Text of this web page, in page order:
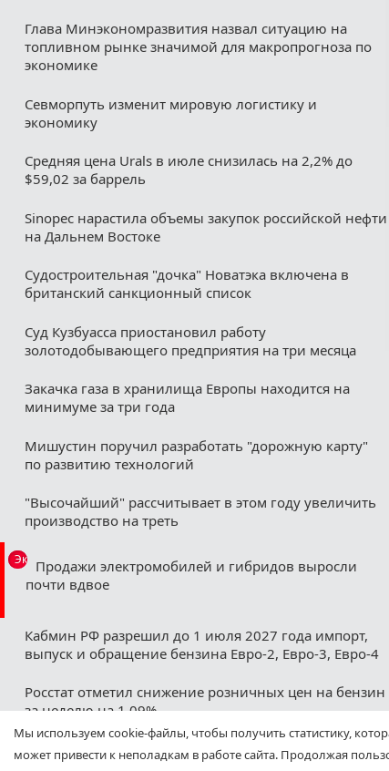
Глава Минэкономразвития назвал ситуацию на
топливном рынке значимой для макропрогноза по
экономике
Севморпуть изменит мировую логистику и
экономику
Средняя цена Urals в июле снизилась на 2,2% до
$59,02 за баррель
Sinopec нарастила объемы закупок российской нефти
на Дальнем Востоке
Судостроительная "дочка" Новатэка включена в
британский санкционный список
Суд Кузбуасса приостановил работу
золотодобывающего предприятия на три месяца
Закачка газа в хранилища Европы находится на
минимуме за три года
Мишустин поручил разработать "дорожную карту"
по развитию технологий
"Высочайший" рассчитывает в этом году увеличить
производство на треть
Эксклюзив
Продажи электромобилей и гибридов выросли
почти вдвое
Кабмин РФ разрешил до 1 июля 2027 года импорт,
выпуск и обращение бензина Евро-2, Евро-3, Евро-4
Росстат отметил снижение розничных цен на бензин
за неделю на 1,09%
Минфин назвал ожидаемые нефтегазовые
допдоходы бюджета в августе
Мы используем cookie-файлы, чтобы получить статистику,
может привести к неполадкам в работе сайта. Продолжая